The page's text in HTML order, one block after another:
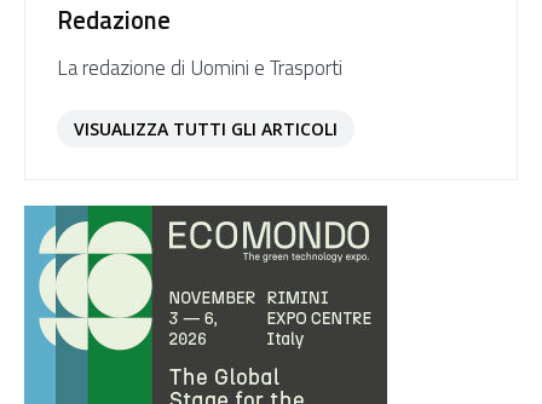
Redazione
La redazione di Uomini e Trasporti
VISUALIZZA TUTTI GLI ARTICOLI